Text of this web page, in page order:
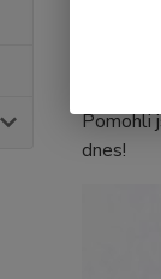
Pokud
Mají
Pomohli
dnes!